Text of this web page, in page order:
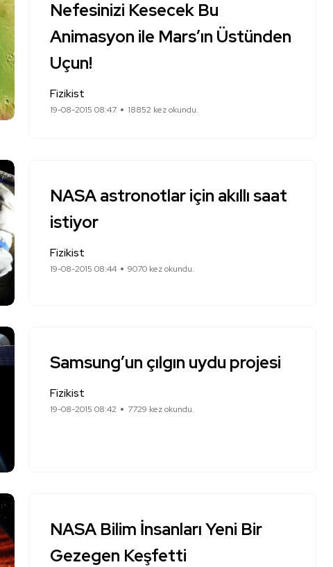
Nefesinizi Kesecek Bu
Animasyon ile Mars’ın Üstünden
Uçun!
Fizikist
19-08-2015 08:47 18852 kez okundu.
NASA astronotlar için akıllı saat
istiyor
Fizikist
19-08-2015 08:44 9070 kez okundu.
Samsung’un çılgın uydu projesi
Fizikist
19-08-2015 08:42 7729 kez okundu.
NASA Bilim İnsanları Yeni Bir
Gezegen Keşfetti